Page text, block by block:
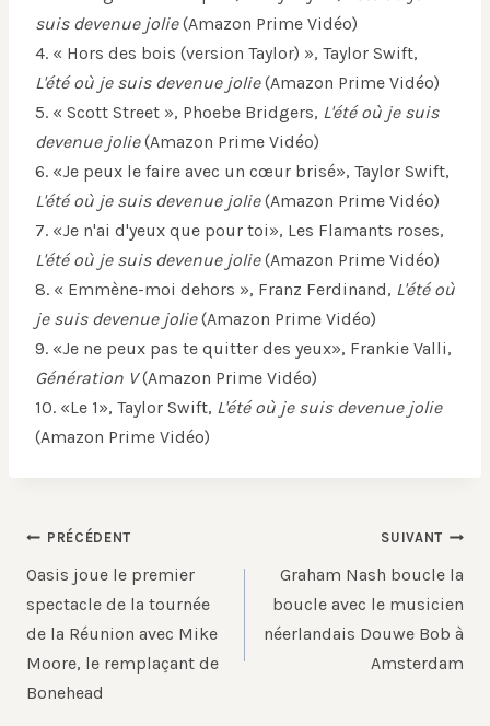
suis devenue jolie(Amazon Prime Vidéo)
4. « Hors des bois (version Taylor) », Taylor Swift,
L'été où je suis devenue jolie(Amazon Prime Vidéo)
5. « Scott Street », Phoebe Bridgers, L'été où je suis
devenue jolie(Amazon Prime Vidéo)
6. «Je peux le faire avec un cœur brisé», Taylor Swift,
L'été où je suis devenue jolie(Amazon Prime Vidéo)
7. «Je n'ai d'yeux que pour toi», Les Flamants roses,
L'été où je suis devenue jolie(Amazon Prime Vidéo)
8. « Emmène-moi dehors », Franz Ferdinand, L'été où
je suis devenue jolie(Amazon Prime Vidéo)
9. «Je ne peux pas te quitter des yeux», Frankie Valli,
Génération V(Amazon Prime Vidéo)
10. «Le 1», Taylor Swift, L'été où je suis devenue jolie
(Amazon Prime Vidéo)
Navigation
de
l’article
PRÉCÉDENT
Oasis joue le premier
spectacle de la tournée
de la Réunion avec Mike
Moore, le remplaçant de
Bonehead
SUIVANT
Graham Nash boucle la
boucle avec le musicien
néerlandais Douwe Bob à
Amsterdam